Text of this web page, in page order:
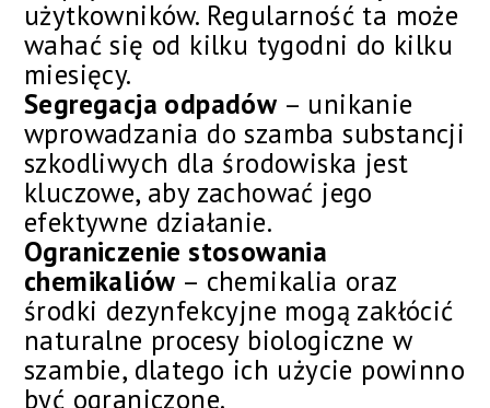
użytkowników. Regularność ta może
wahać się od kilku tygodni do kilku
miesięcy.
Segregacja odpadów – unikanie
wprowadzania do szamba substancji
szkodliwych dla środowiska jest
kluczowe, aby zachować jego
efektywne działanie.
Ograniczenie stosowania
chemikaliów – chemikalia oraz
środki dezynfekcyjne mogą zakłócić
naturalne procesy biologiczne w
szambie, dlatego ich użycie powinno
być ograniczone.